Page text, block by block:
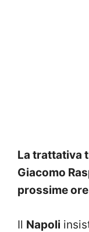
La trattativa
Giacomo
prossime
Il Napoli